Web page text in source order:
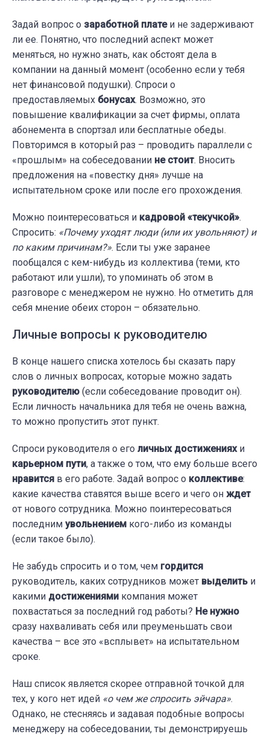
Задай вопрос о заработной плате и не задерживают
ли ее. Понятно, что последний аспект может
меняться, но нужно знать, как обстоят дела в
компании на данный момент (особенно если у тебя
нет финансовой подушки). Спроси о
предоставляемых бонусах. Возможно, это
повышение квалификации за счет фирмы, оплата
абонемента в спортзал или бесплатные обеды.
Повторимся в который раз – проводить параллели с
«прошлым» на собеседовании не стоит. Вносить
предложения на «повестку дня» лучше на
испытательном сроке или после его прохождения.
Можно поинтересоваться и кадровой «текучкой».
Спросить: «Почему уходят люди (или их увольняют) и
по каким причинам?». Если ты уже заранее
пообщался с кем-нибудь из коллектива (теми, кто
работают или ушли), то упоминать об этом в
разговоре с менеджером не нужно. Но отметить для
себя мнение обеих сторон – обязательно.
Личные вопросы к руководителю
В конце нашего списка хотелось бы сказать пару
слов о личных вопросах, которые можно задать
руководителю (если собеседование проводит он).
Если личность начальника для тебя не очень важна,
то можно пропустить этот пункт.
Спроси руководителя о его личных достижениях и
карьерном пути, а также о том, что ему больше всего
нравится в его работе. Задай вопрос о коллективе:
какие качества ставятся выше всего и чего он ждет
от нового сотрудника. Можно поинтересоваться
последним увольнением кого-либо из команды
(если такое было).
Не забудь спросить и о том, чем гордится
руководитель, каких сотрудников может выделить и
какими достижениями компания может
похвастаться за последний год работы? Не нужно
сразу нахваливать себя или преуменьшать свои
качества – все это «всплывет» на испытательном
сроке.
Наш список является скорее отправной точкой для
тех, у кого нет идей «о чем же спросить эйчара».
Однако, не стесняясь и задавая подобные вопросы
менеджеру на собеседовании, ты демонстрируешь